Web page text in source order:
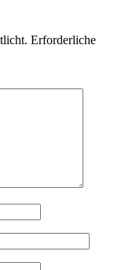
Erforderliche